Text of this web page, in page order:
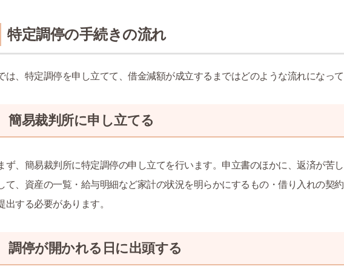
特定調停の手続きの流れ
は、特定調停を申し立てて、借金減額が成立するまではどのような流れになって
簡易裁判所に申し立てる
ず、簡易裁判所に特定調停の申し立てを行います。申立書のほかに、返済が苦
て、資産の一覧・給与明細など家計の状況を明らかにするもの・借り入れの契
出する必要があります。
調停が開かれる日に出頭する